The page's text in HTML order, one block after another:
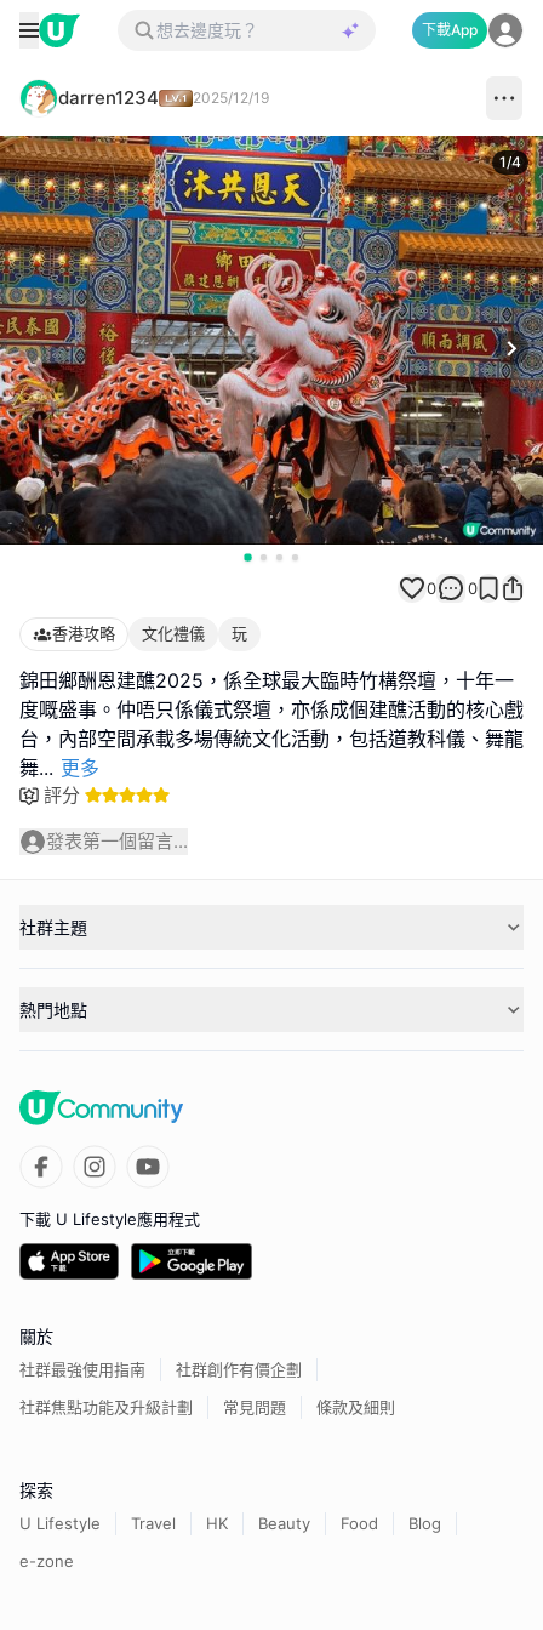
下載App
darren1234 2025/12/19
1/4
0 0
香港攻略 文化禮儀 玩
錦田鄉酬恩建醮2025，係全球最大臨時竹構祭壇，十年一
度嘅盛事。仲唔只係儀式祭壇，亦係成個建醮活動的核心戲
台，內部空間承載多場傳統文化活動，包括道教科儀、舞龍
舞... 更多
評分
發表第一個留言...
社群主題
熱門地點
下載 U Lifestyle應用程式
關於
社群最強使用指南
社群創作有價企劃
社群焦點功能及升級計劃
常見問題 條款及細則
探索
U Lifestyle Travel HK Beauty Food
Blog
e-zone